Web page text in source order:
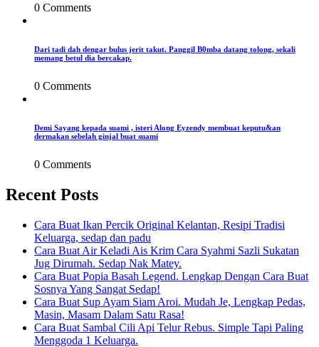
0 Comments
Dari tadi dah dengar bulus jerit takut. Panggil B0mba datang tolong, sekali
memang betul dia bercakap.
0 Comments
Demi Sayang kepada suami , isteri Along Eyzendy membuat keputu&an
dermakan sebelah ginjal buat suami
0 Comments
Recent Posts
Cara Buat Ikan Percik Original Kelantan, Resipi Tradisi
Keluarga, sedap dan padu
Cara Buat Air Keladi Ais Krim Cara Syahmi Sazli Sukatan
Jug Dirumah. Sedap Nak Matey.
Cara Buat Popia Basah Legend. Lengkap Dengan Cara Buat
Sosnya Yang Sangat Sedap!
Cara Buat Sup Ayam Siam Aroi. Mudah Je, Lengkap Pedas,
Masin, Masam Dalam Satu Rasa!
Cara Buat Sambal Cili Api Telur Rebus. Simple Tapi Paling
Menggoda 1 Keluarga.